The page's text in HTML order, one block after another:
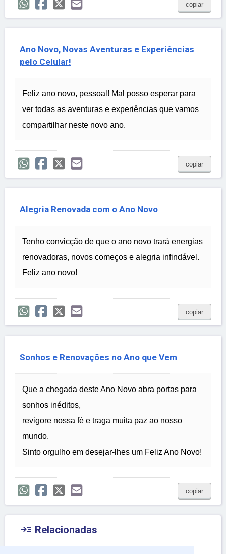
copiar
Ano Novo, Novas Aventuras e Experiências
pelo Celular!
Feliz ano novo, pessoal! Mal posso esperar para
ver todas as aventuras e experiências que vamos
compartilhar neste novo ano.
copiar
Alegria Renovada com o Ano Novo
Tenho convicção de que o ano novo trará energias
renovadoras, novos começos e alegria infindável.
Feliz ano novo!
copiar
Sonhos e Renovações no Ano que Vem
Que a chegada deste Ano Novo abra portas para
sonhos inéditos,
revigore nossa fé e traga muita paz ao nosso
mundo.
Sinto orgulho em desejar-lhes um Feliz Ano Novo!
copiar
 Relacionadas